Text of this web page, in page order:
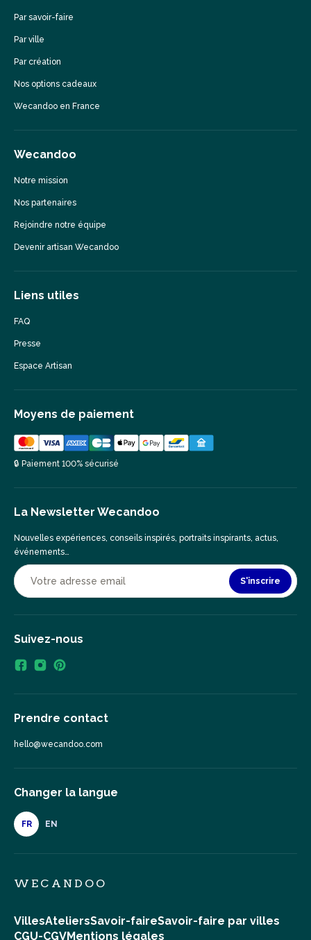
Par savoir-faire
Par ville
Par création
Nos options cadeaux
Wecandoo en France
Wecandoo
Notre mission
Nos partenaires
Rejoindre notre équipe
Devenir artisan Wecandoo
Liens utiles
FAQ
Presse
Espace Artisan
Moyens de paiement
🔒 Paiement 100% sécurisé
La Newsletter Wecandoo
Nouvelles expériences, conseils inspirés, portraits inspirants, actus,
événements…
S'inscrire
Suivez-nous
Prendre contact
hello@wecandoo.com
Changer la langue
FR EN
WECANDOO
VillesAteliersSavoir-faireSavoir-faire par villes
CGU-CGVMentions légales